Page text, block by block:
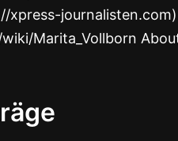
xpress-
Marita_Vollborn